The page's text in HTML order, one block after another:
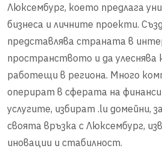
Люксембург, което предлага
бизнеса и личните проекти.
представлява страната в
пространството и да улеснява
работещи в региона. Много
оперират в сферата на
услугите, избират .lu домейни,
своята връзка с Люксембург,
иновации и стабилност.